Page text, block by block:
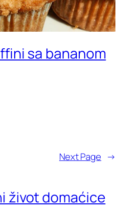
sa bananom
Next Page →
život domaćice